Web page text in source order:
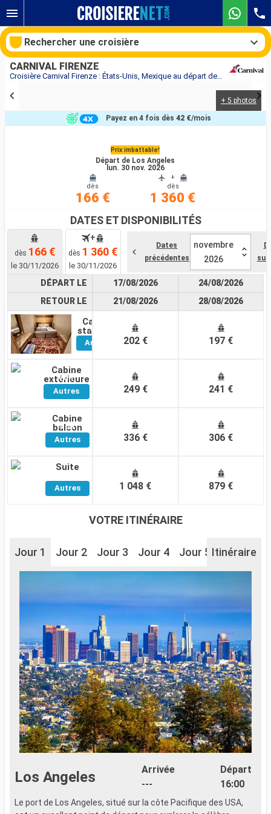
Croisière Carnival Firenze : États-Unis, Mexique au départ de Los Angeles
CARNIVAL FIRENZE
+ 5 photos
Prix imbattable!
Départ de Los Angeles
lun. 30 nov. 2026
dès
166 €
+
dès
1 360 €
Payez en 4 fois dès 42 €/mois
DATES ET DISPONIBILITÉS
dès 166 €
le 30/11/2026
+
dès 1 360 €
le 30/11/2026
Dates
précédentes
novembre
2026
DÉPART LE
RETOUR LE
Cabine
standard
Voir
Autres
Cabine
extérieure
Voir
Autres
Cabine
balcon
Voir
Autres
Suite
Autres
17/08/2026
21/08/2026
202 €
249 €
336 €
1 048 €
24/08/2026
28/08/2026
197 €
241 €
306 €
879 €
VOTRE ITINÉRAIRE
Jour 1 Jour 2 Jour 3 Jour 4 Jour 5 Itinéraire
Los Angeles
Arrivée
---
Départ
16:00
Le port de Los Angeles, situé sur la côte Pacifique des USA,
Rechercher une croisière
Nos destinations
Compagnies
Rechercher